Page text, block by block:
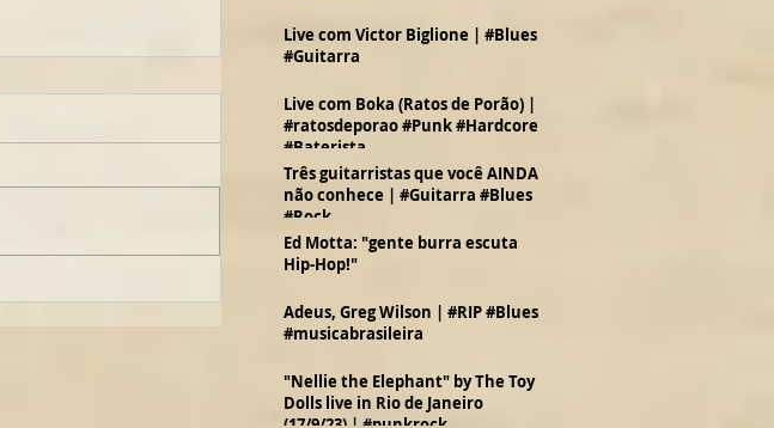
Live com Victor Biglione | #Blues
#Guitarra
Live com Boka (Ratos de Porão) |
#ratosdeporao #Punk #Hardcore
#Baterista
Três guitarristas que você AINDA
não conhece | #Guitarra #Blues
#Rock
Ed Motta: "gente burra escuta
Hip-Hop!"
Adeus, Greg Wilson | #RIP #Blues
#musicabrasileira
"Nellie the Elephant" by The Toy
Dolls live in Rio de Janeiro